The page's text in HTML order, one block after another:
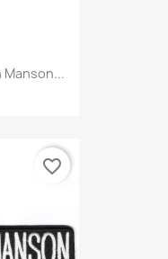
Manson...
favorite_border